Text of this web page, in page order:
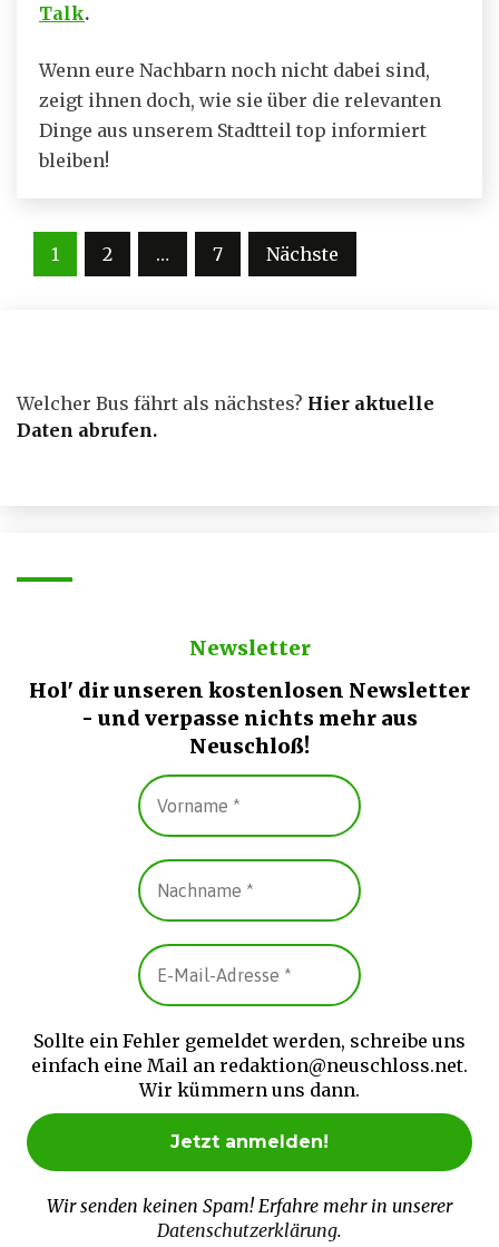
Talk.
Wenn eure Nachbarn noch nicht dabei sind,
zeigt ihnen doch, wie sie über die relevanten
Dinge aus unserem Stadtteil top informiert
bleiben!
Seitennummerierung
1 2 … 7 Nächste
Welcher Bus fährt als nächstes? Hier aktuelle
Daten abrufen.
Newsletter
Hol' dir unseren kostenlosen Newsletter
- und verpasse nichts mehr aus
Neuschloß!
Sollte ein Fehler gemeldet werden, schreibe uns
einfach eine Mail an redaktion@neuschloss.net.
Wir kümmern uns dann.
Wir senden keinen Spam! Erfahre mehr in unserer
Datenschutzerklärung.